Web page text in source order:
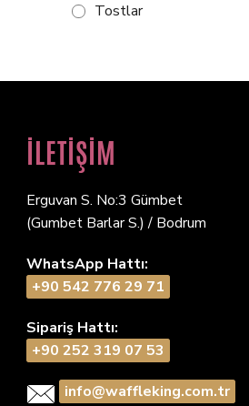
Tostlar
İLETİŞİM
Erguvan S. No:3 Gümbet
(Gumbet Barlar S.) / Bodrum
WhatsApp Hattı:
+90 542 776 29 71
Sipariş Hattı:
+90 252 319 07 53
info@waffleking.com.tr